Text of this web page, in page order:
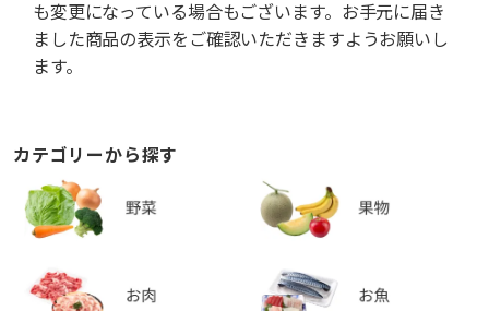
も変更になっている場合もございます。お手元に届き
ました商品の表示をご確認いただきますようお願いし
ます。
カテゴリーから探す